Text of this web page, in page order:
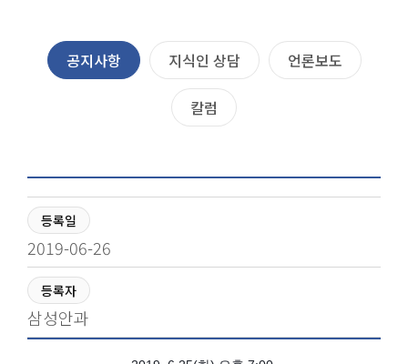
공지사항 지식인 상담 언론보도
칼럼
등록일
2019-06-26
등록자
삼성안과